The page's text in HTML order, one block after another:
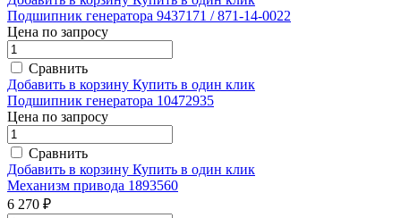
Подшипник генератора 9437171 / 871-14-0022
Цена по запросу
Сравнить
Добавить в корзину Купить в один клик
Подшипник генератора 10472935
Цена по запросу
Сравнить
Добавить в корзину Купить в один клик
Механизм привода 1893560
6 270 ₽